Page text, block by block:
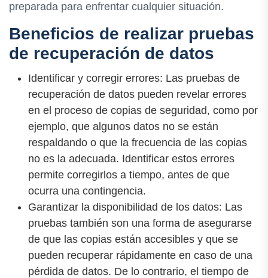
preparada para enfrentar cualquier situación.
Beneficios de realizar pruebas
de recuperación de datos
Identificar y corregir errores: Las pruebas de
recuperación de datos pueden revelar errores
en el proceso de copias de seguridad, como por
ejemplo, que algunos datos no se están
respaldando o que la frecuencia de las copias
no es la adecuada. Identificar estos errores
permite corregirlos a tiempo, antes de que
ocurra una contingencia.
Garantizar la disponibilidad de los datos: Las
pruebas también son una forma de asegurarse
de que las copias están accesibles y que se
pueden recuperar rápidamente en caso de una
pérdida de datos. De lo contrario, el tiempo de